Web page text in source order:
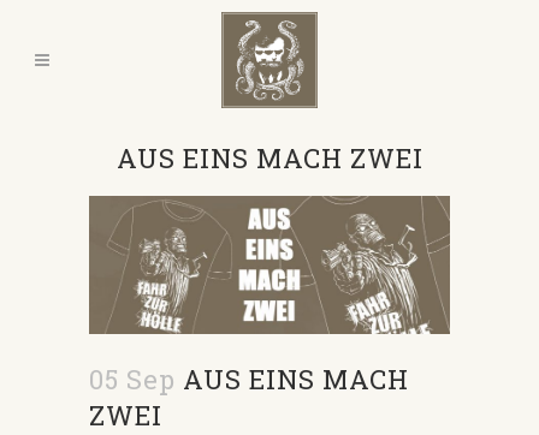
AUS EINS MACH ZWEI
05 Sep AUS EINS MACH
ZWEI